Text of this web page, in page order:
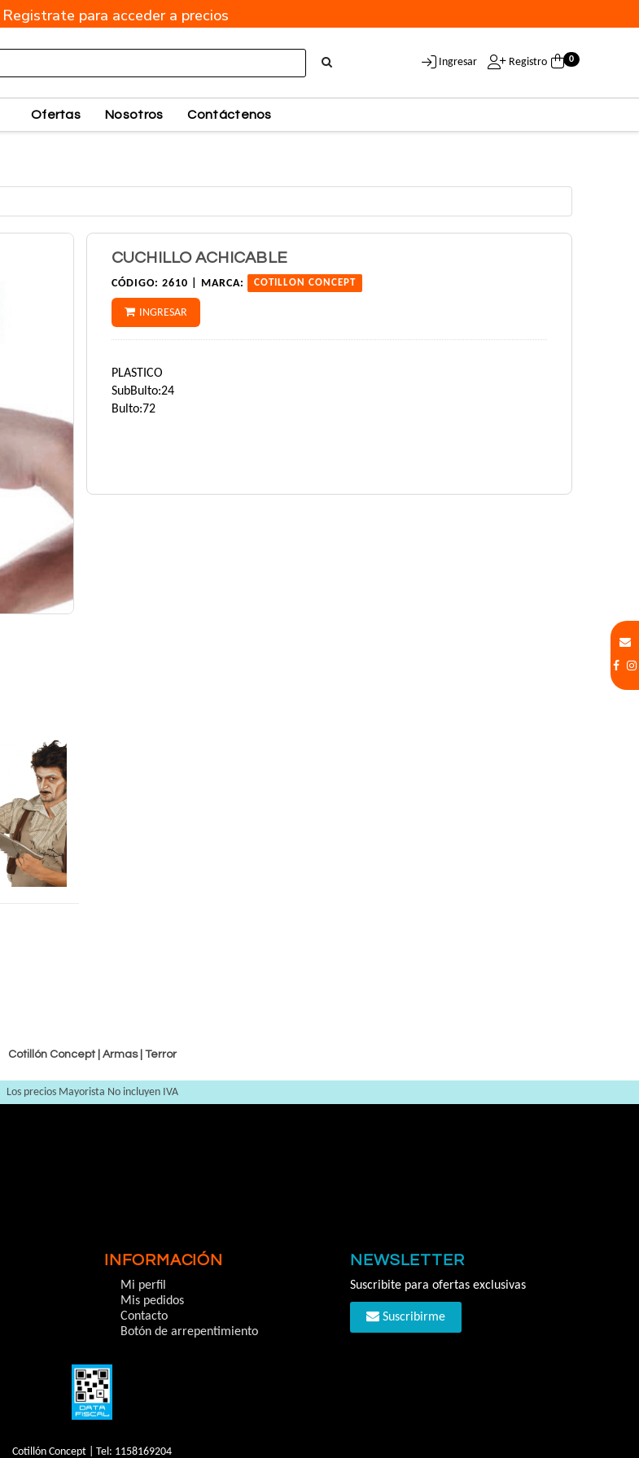
Registrate para acceder a precios
Ingresar Registro 0
Ofertas Nosotros Contáctenos
CUCHILLO ACHICABLE
CÓDIGO: 2610 | MARCA: COTILLON CONCEPT
INGRESAR
PLASTICO
SubBulto:24
Bulto:72
Cotillón Concept | Armas| Terror
Los precios Mayorista No incluyen IVA
INFORMACIÓN
Mi perfil
Mis pedidos
Contacto
Botón de arrepentimiento
NEWSLETTER
Suscribite para ofertas exclusivas
Suscribirme
Cotillón Concept | Tel: 1158169204